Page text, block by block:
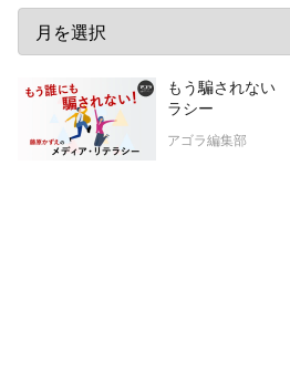
もう騙されない
ラシー
アゴラ編集部